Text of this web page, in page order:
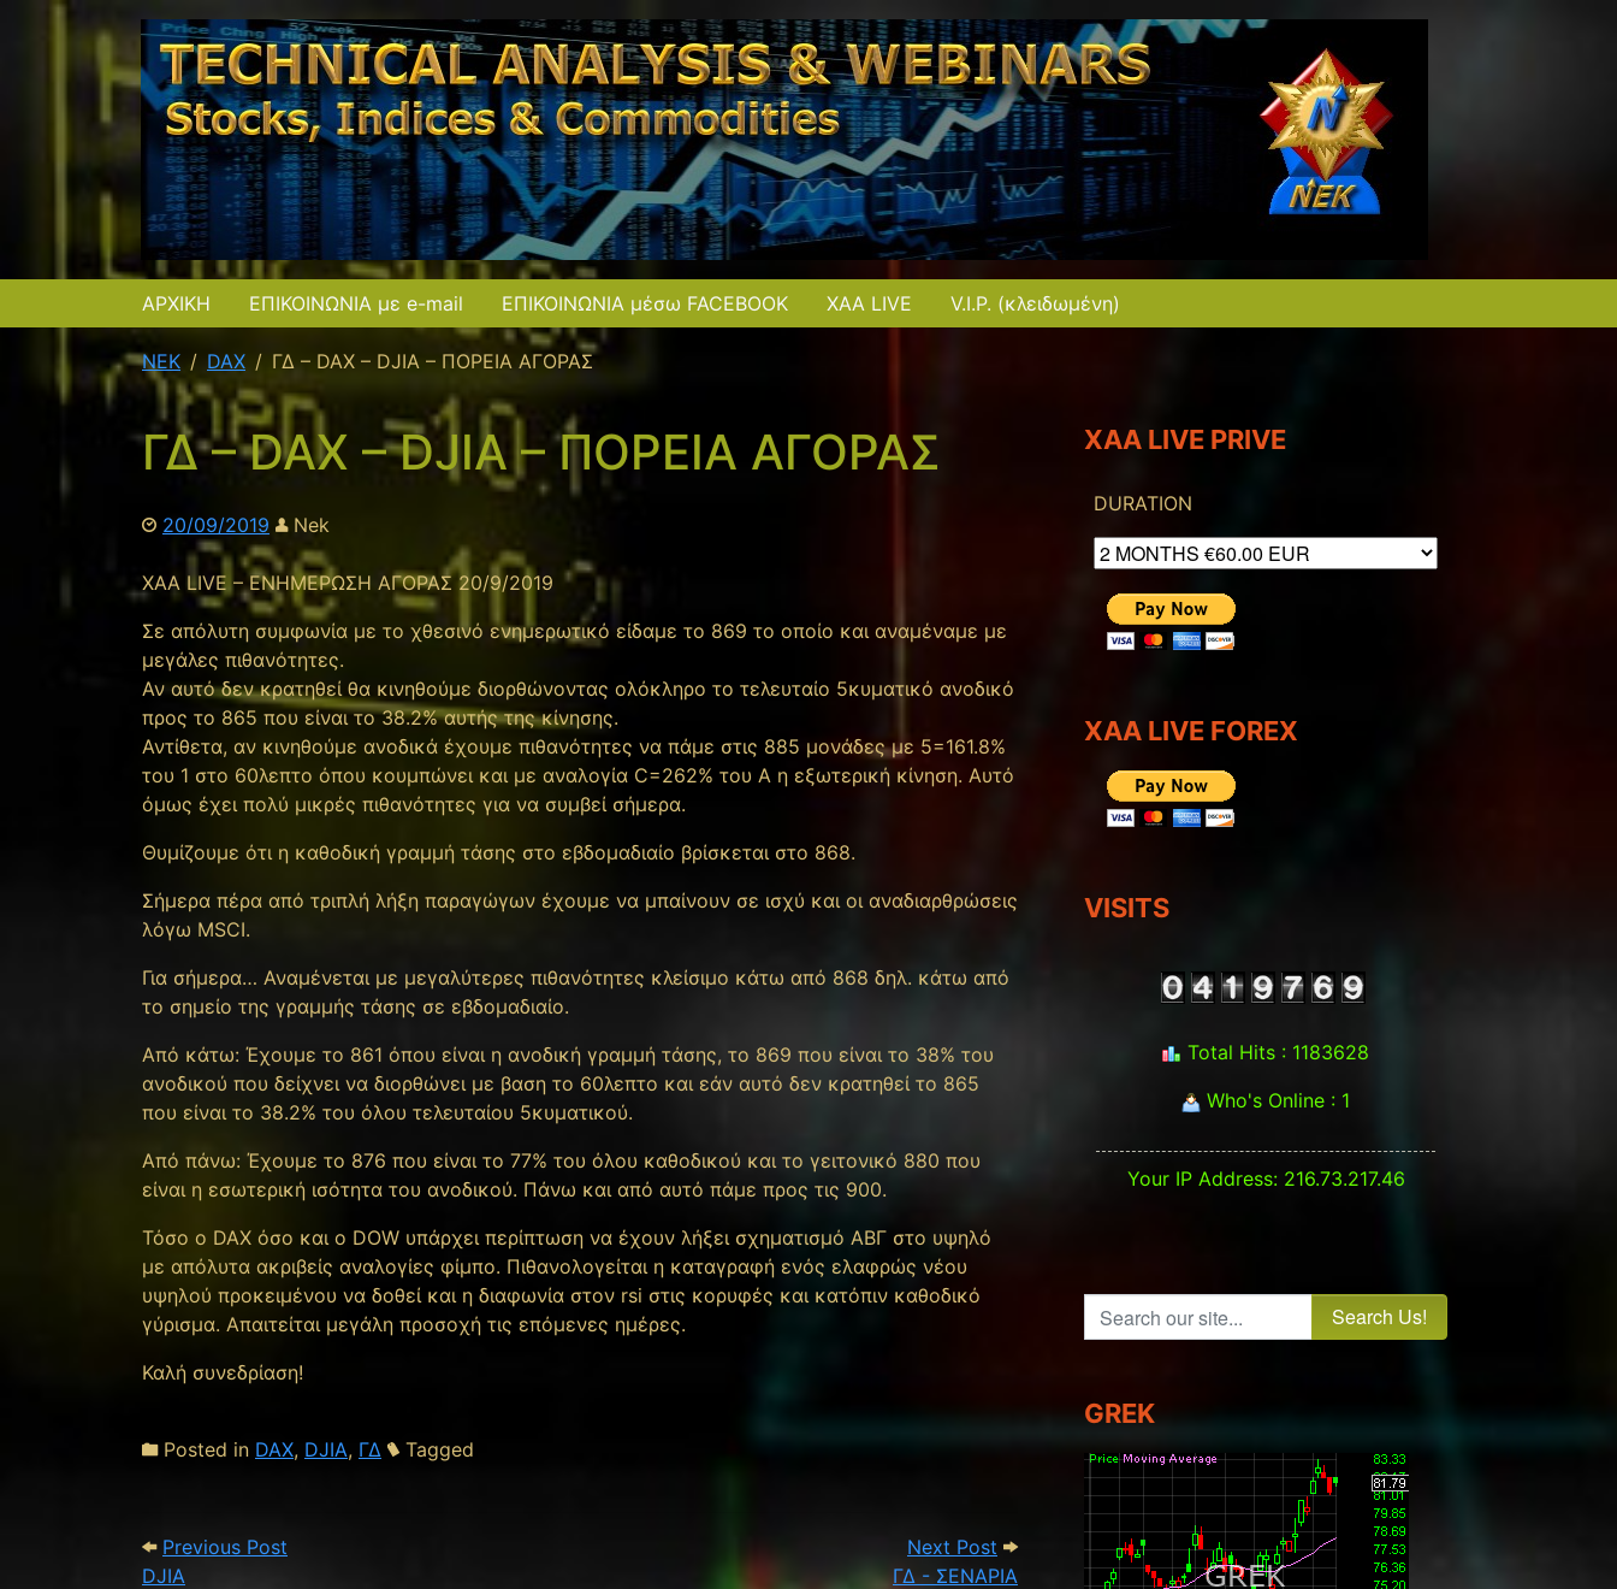
ΑΡΧΙΚΗ ΕΠΙΚΟΙΝΩΝΙΑ με e-mail ΕΠΙΚΟΙΝΩΝΙΑ μέσω FACEBOOK XAA LIVE V.I.P. (κλειδωμένη)
NEK DAX ΓΔ – DAX – DJIA – ΠΟΡΕΙΑ ΑΓΟΡΑΣ
ΓΔ – DAX – DJIA – ΠΟΡΕΙΑ ΑΓΟΡΑΣ
20/09/2019 Nek
XAA LIVE – ΕΝΗΜΕΡΩΣΗ ΑΓΟΡΑΣ 20/9/2019
Σε απόλυτη συμφωνία με το χθεσινό ενημερωτικό είδαμε το 869 το οποίο και αναμέναμε με
μεγάλες πιθανότητες.
Αν αυτό δεν κρατηθεί θα κινηθούμε διορθώνοντας ολόκληρο το τελευταίο 5κυματικό ανοδικό
προς το 865 που είναι το 38.2% αυτής της κίνησης.
Αντίθετα, αν κινηθούμε ανοδικά έχουμε πιθανότητες να πάμε στις 885 μονάδες με 5=161.8%
του 1 στο 60λεπτο όπου κουμπώνει και με αναλογία C=262% του Α η εξωτερική κίνηση. Αυτό
όμως έχει πολύ μικρές πιθανότητες για να συμβεί σήμερα.
Θυμίζουμε ότι η καθοδική γραμμή τάσης στο εβδομαδιαίο βρίσκεται στο 868.
Σήμερα πέρα από τριπλή λήξη παραγώγων έχουμε να μπαίνουν σε ισχύ και οι αναδιαρθρώσεις
λόγω MSCI.
Για σήμερα… Αναμένεται με μεγαλύτερες πιθανότητες κλείσιμο κάτω από 868 δηλ. κάτω από
το σημείο της γραμμής τάσης σε εβδομαδιαίο.
Από κάτω: Έχουμε το 861 όπου είναι η ανοδική γραμμή τάσης, το 869 που είναι το 38% του
ανοδικού που δείχνει να διορθώνει με βαση το 60λεπτο και εάν αυτό δεν κρατηθεί το 865
που είναι το 38.2% του όλου τελευταίου 5κυματικού.
Από πάνω: Έχουμε το 876 που είναι το 77% του όλου καθοδικού και το γειτονικό 880 που
είναι η εσωτερική ισότητα του ανοδικού. Πάνω και από αυτό πάμε προς τις 900.
Τόσο ο DAX όσο και ο DOW υπάρχει περίπτωση να έχουν λήξει σχηματισμό ΑΒΓ στο υψηλό
με απόλυτα ακριβείς αναλογίες φίμπο. Πιθανολογείται η καταγραφή ενός ελαφρώς νέου
υψηλού προκειμένου να δοθεί και η διαφωνία στον rsi στις κορυφές και κατόπιν καθοδικό
γύρισμα. Απαιτείται μεγάλη προσοχή τις επόμενες ημέρες.
Καλή συνεδρίαση!
Posted in DAX, DJIA, ΓΔ Tagged
Post navigation
Previous Post
DJIA
Next Post Next Post: DJIA
ΓΔ - ΣΕΝΑΡΙΑ
XAA LIVE PRIVE
DURATION
XAA LIVE FOREX
VISITS
Total Hits : 1183628
Who's Online : 1
Your IP Address: 216.73.217.46
Search our site...
GREK